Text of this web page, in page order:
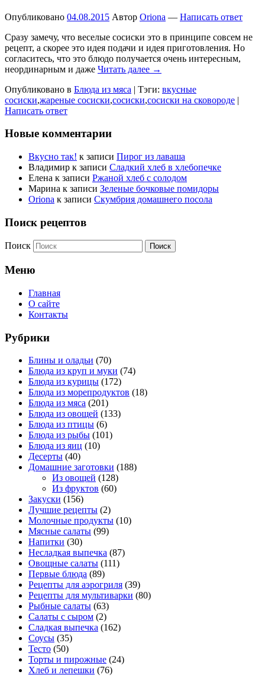
Опубликовано 04.08.2015 Автор Oriona — Написать ответ
Сразу замечу, что веселые сосиски это в принципе совсем не
рецепт, а скорее это идея подачи и идея приготовления. Но
согласитесь, что это блюдо получается очень интересным,
неординарным и даже Читать далее →
Опубликовано в Блюда из мяса | Тэги: вкусные
сосиски,жареные сосиски,сосиски,сосиски на сковороде |
Написать ответ
Новые комментарии
Вкусно так! к записи Пирог из лаваша
Владимир к записи Сладкий хлеб в хлебопечке
Елена к записи Ржаной хлеб с солодом
Марина к записи Зеленые бочковые помидоры
Oriona к записи Скумбрия домашнего посола
Поиск рецептов
Поиск
Меню
Главная
О сайте
Контакты
Рубрики
Блины и оладьи (70)
Блюда из круп и муки (74)
Блюда из курицы (172)
Блюда из морепродуктов (18)
Блюда из мяса (201)
Блюда из овощей (133)
Блюда из птицы (6)
Блюда из рыбы (101)
Блюда из яиц (10)
Десерты (40)
Домашние заготовки (188)
Из овощей (128)
Из фруктов (60)
Закуски (156)
Лучшие рецепты (2)
Молочные продукты (10)
Мясные салаты (99)
Напитки (30)
Несладкая выпечка (87)
Овощные салаты (111)
Первые блюда (89)
Рецепты для аэрогриля (39)
Рецепты для мультиварки (80)
Рыбные салаты (63)
Салаты с сыром (2)
Сладкая выпечка (162)
Соусы (35)
Тесто (50)
Торты и пирожные (24)
Хлеб и лепешки (76)